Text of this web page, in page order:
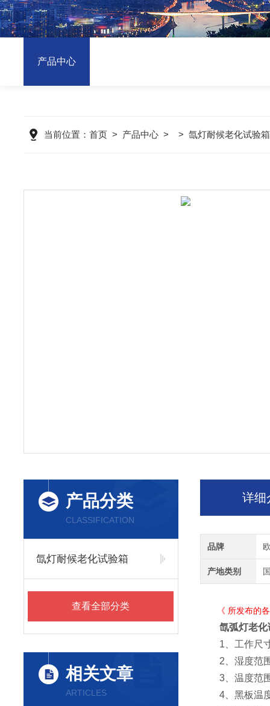
产品中心
当前位置： 首页 > 产品中心 > > 氙灯耐候老化试验箱
产品分类
CLASSIFICATION
氙灯耐候老化试验箱
查看全部分类
相关文章
ARTICLES
详细
品牌
产地类别
《 所发布的各
氙弧灯老化
1、工作尺寸
2、湿度范围
3、温度范
4、黑板温